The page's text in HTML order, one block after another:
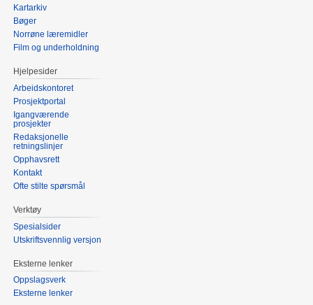
Kartarkiv
Bøger
Norrøne læremidler
Film og underholdning
Hjelpesider
Arbeidskontoret
Prosjektportal
Igangværende
prosjekter
Redaksjonelle
retningslinjer
Opphavsrett
Kontakt
Ofte stilte spørsmål
Verktøy
Spesialsider
Utskriftsvennlig versjon
Eksterne lenker
Oppslagsverk
Eksterne lenker